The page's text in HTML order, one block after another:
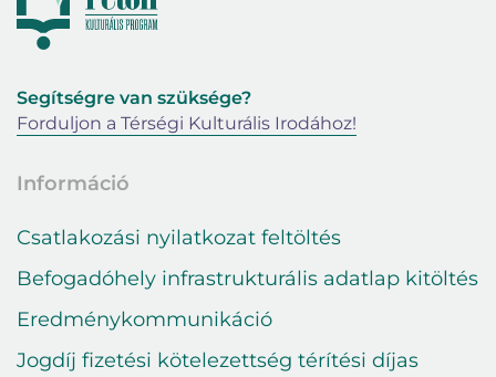
Segítségre van szüksége?
Forduljon a Térségi Kulturális Irodához!
Információ
Csatlakozási nyilatkozat feltöltés
Befogadóhely infrastrukturális adatlap kitöltés
Eredménykommunikáció
Jogdíj fizetési kötelezettség térítési díjas